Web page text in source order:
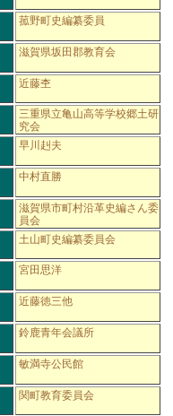
菰野町史編纂委員
滋賀県坂田郡教育会
近藤杢
三重県立亀山高等学校郷土研
究会
早川赳夫
中村直勝
滋賀県市町村沿革史編さん委
員会
土山町史編纂委員会
宮田思洋
近藤徳三他
鈴鹿青年会議所
敏満寺公民館
関町教育委員会